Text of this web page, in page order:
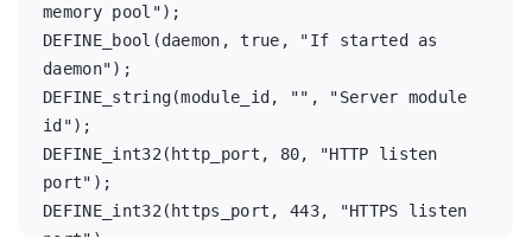
memory pool");
DEFINE_bool(daemon, true, "If started as
daemon");
DEFINE_string(module_id, "", "Server module
id");
DEFINE_int32(http_port, 80, "HTTP listen
port");
DEFINE_int32(https_port, 443, "HTTPS listen
port");